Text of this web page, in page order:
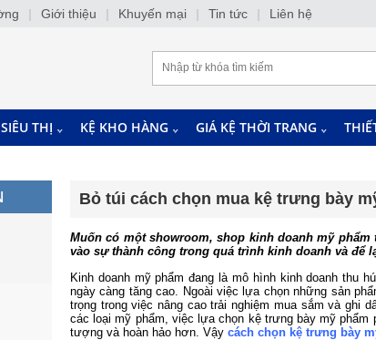
THỊ KỆ KHO HÀNG GIÁ KỆ THỜI TRANG
Bỏ túi cách chọn mua kệ trưng bày
Muốn có một showroom, shop kinh doanh mỹ
vào sự thành công trong quá trình kinh doanh và để
Kinh doanh mỹ phẩm đang là mô hình kinh doanh thu
ngày càng tăng cao. Ngoài việc lựa chọn những sản
trọng trong việc nâng cao trải nghiệm mua sắm và ghi
các loại mỹ phẩm, việc lựa chọn kệ trưng bày mỹ phẩm
tượng và hoàn hảo hơn. Vậy cách chọn kệ trưng bày
| Giới thiệu | Khuyến mại | Tin tức | Liên hệ